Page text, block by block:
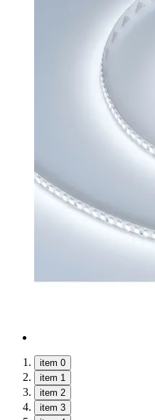
item 0
item 1
item 2
item 3